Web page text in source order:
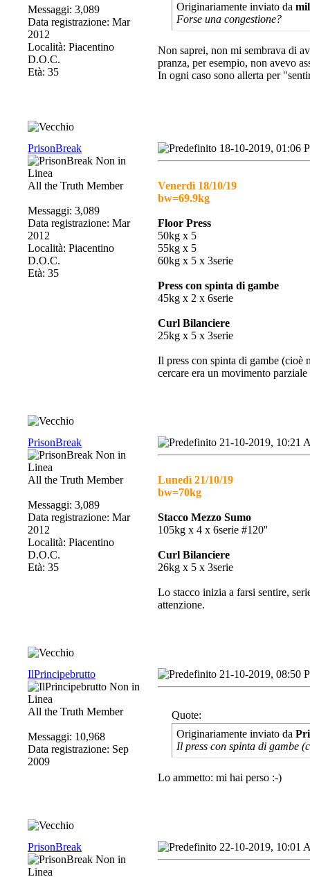
Messaggi: 3,089
Data registrazione: Mar
2012
Località: Piacentino
D.O.C.
Età: 35
Originariamente inviato da
Forse una congestione?
Non saprei, non mi sembrava di
pranza, per esempio, non avevo
In ogni caso sono allerta per
PrisonBreak
All the Truth Member
Messaggi: 3,089
Data registrazione: Mar
2012
Località: Piacentino
D.O.C.
Età: 35
18-10-2019, 01:06
Venerdì 18/10/19
bw=69.9kg
Floor Press
50kg x 5
55kg x 5
60kg x 5 x 3serie
Press con spinta di gambe
45kg x 2 x 6serie
Curl Bilanciere
25kg x 5 x 3serie
Il press con spinta di gambe (cioè
cercare era un movimento
PrisonBreak
All the Truth Member
Messaggi: 3,089
Data registrazione: Mar
2012
Località: Piacentino
D.O.C.
Età: 35
21-10-2019, 10:21
Lunedì 21/10/19
bw=70kg
Stacco Mezzo Sumo
105kg x 4 x 6serie #120''
Curl Bilanciere
26kg x 5 x 3serie
Lo stacco inizia a farsi sentire,
attenzione.
IlPrincipebrutto
All the Truth Member
Messaggi: 10,968
Data registrazione: Sep
2009
21-10-2019, 08:50
Quote:
Originariamente inviato da
Il press con spinta di gambe
Lo ammetto: mi hai perso :-)
PrisonBreak 22-10-2019, 10:01